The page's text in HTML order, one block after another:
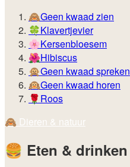
🙈Geen kwaad zien
🍀Klavertjevier
🌸Kersenbloesem
🌺Hibiscus
🙊Geen kwaad spreken
🙉Geen kwaad horen
🌹Roos
🙈️ Dieren & natuur
🍔️ Eten & drinken